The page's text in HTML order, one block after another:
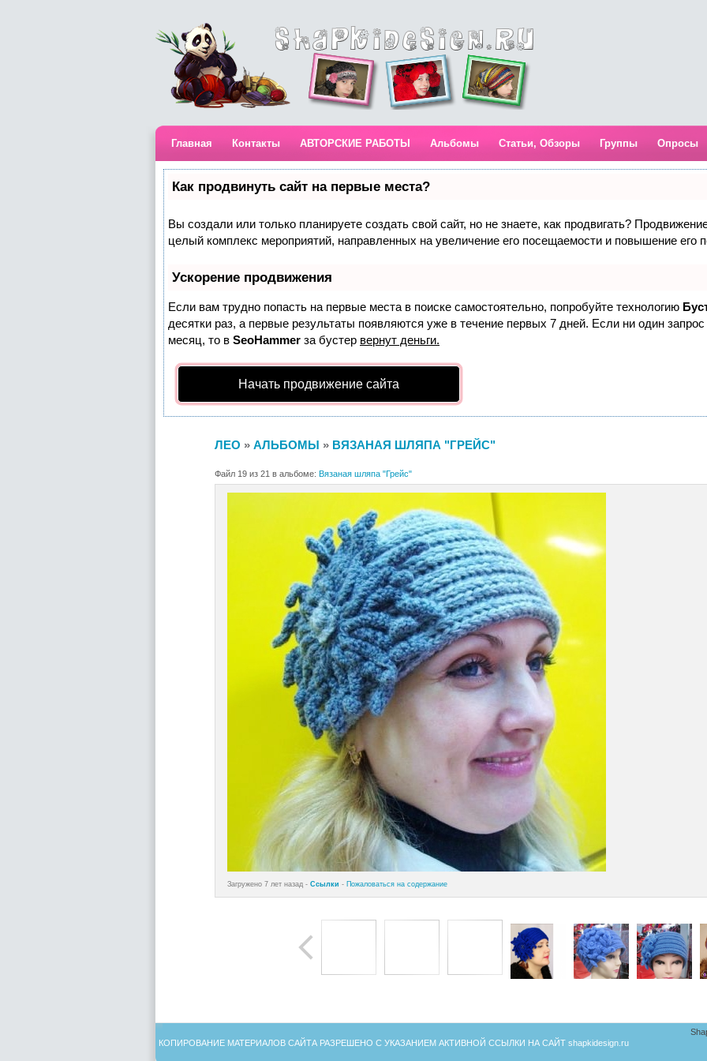
Главная Контакты АВТОРСКИЕ РАБОТЫ Альбомы Статьи, Обзоры Группы Опросы
Как продвинуть сайт на первые места?
Вы создали или только планируете создать свой сайт, но не знаете, как продвигать?
целый комплекс мероприятий, направленных на увеличение его посещаемости и повышение его
Ускорение продвижения
Если вам трудно попасть на первые места в поиске самостоятельно, попробуйте технологию
десятки раз, а первые результаты появляются уже в течение первых 7 дней. Если ни один
месяц, то в SeoHammer за бустер вернут деньги.
Начать продвижение сайта
ЛЕО » АЛЬБОМЫ » ВЯЗАНАЯ ШЛЯПА "ГРЕЙС"
Файл 19 из 21 в альбоме: Вязаная шляпа "Грейс"
Загружено 7 лет назад - Ссылки - Пожаловаться на содержание
КОПИРОВАНИЕ МАТЕРИАЛОВ САЙТА РАЗРЕШЕНО С УКАЗАНИЕМ АКТИВНОЙ ССЫЛКИ НА САЙТ shapkidesign.ru